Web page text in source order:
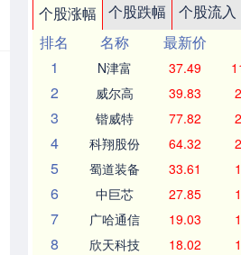
个股涨幅 个股跌幅 个股流入
排名
名称 最新价
1
N津富 37.49
2 威尔高 39.83
3 锴威特 77.82
4 科翔股份 64.32
5 蜀道装备 33.61
6 中巨芯 27.85
7 广哈通信 19.03
8 欣天科技 18.02